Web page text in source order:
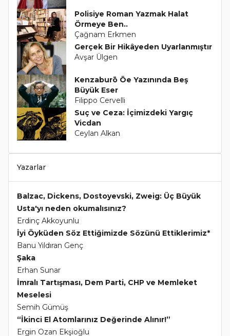
Polisiye Roman Yazmak Halat
Örmeye Ben..
Çağnam Erkmen
Gerçek Bir Hikâyeden Uyarlanmıştır
Avşar Ülgen
Kenzaburō Ōe Yazınında Beş
Büyük Eser
Filippo Cervelli
Suç ve Ceza: İçimizdeki Yargıç
Vicdan
Ceylan Alkan
Yazarlar
Balzac, Dickens, Dostoyevski, Zweig: Üç Büyük
Usta'yı neden okumalısınız?
Erdinç Akkoyunlu
İyi Öyküden Söz Ettiğimizde Sözünü Ettiklerimiz*
Banu Yıldıran Genç
Şaka
Erhan Sunar
İmralı Tartışması, Dem Parti, CHP ve Memleket
Meselesi
Semih Gümüş
“İkinci El Atomlarınız Değerinde Alınır!”
Ergin Ozan Ekşioğlu